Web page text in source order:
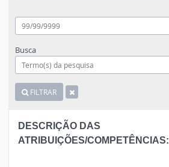
Busca
FILTRAR
DESCRIÇÃO DAS
ATRIBUIÇÕES/COMPETÊNCIAS: